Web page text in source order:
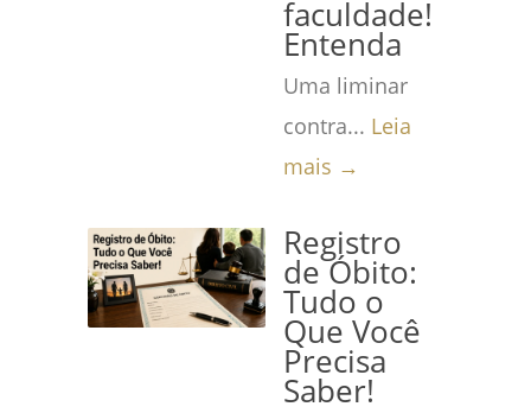
faculdade!
Entenda
Uma liminar
contra... Leia
mais →
Registro
de Óbito:
Tudo o
Que Você
Precisa
Saber!